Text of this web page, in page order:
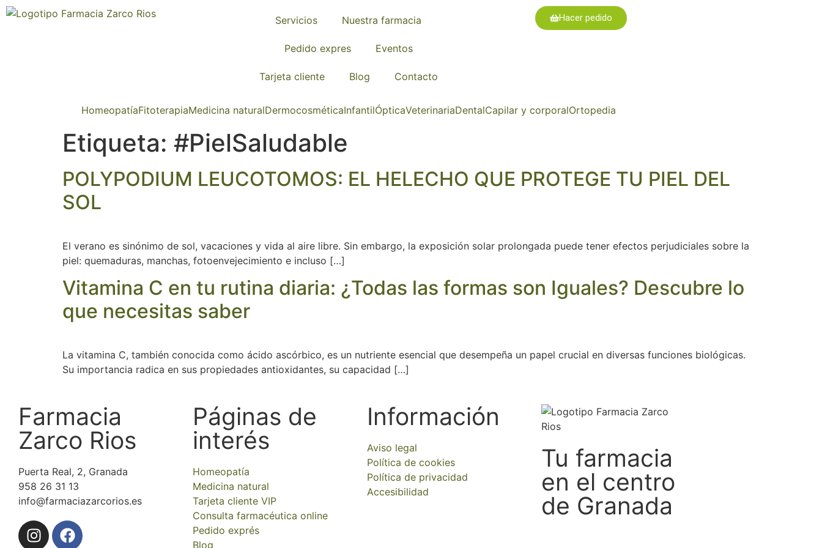
Servicios Nuestra farmacia
Pedido expres Eventos
Tarjeta cliente Blog Contacto
Hacer pedido
HomeopatíaFitoterapiaMedicina naturalDermocosméticaInfantilÓpticaVeterinariaDentalCapilar y corporalOrtopedia
Etiqueta: #PielSaludable
POLYPODIUM LEUCOTOMOS: EL HELECHO QUE PROTEGE TU PIEL DEL
SOL
El verano es sinónimo de sol, vacaciones y vida al aire libre. Sin embargo, la exposición solar prolongada puede tener efectos perjudiciales sobre la
piel: quemaduras, manchas, fotoenvejecimiento e incluso […]
Vitamina C en tu rutina diaria: ¿Todas las formas son Iguales? Descubre lo
que necesitas saber
La vitamina C, también conocida como ácido ascórbico, es un nutriente esencial que desempeña un papel crucial en diversas funciones biológicas.
Su importancia radica en sus propiedades antioxidantes, su capacidad […]
Farmacia
Zarco Rios
Puerta Real, 2, Granada
958 26 31 13
info@farmaciazarcorios.es
Páginas de
interés
Homeopatía
Medicina natural
Tarjeta cliente VIP
Consulta farmacéutica online
Pedido exprés
Blog
Información
Aviso legal
Política de cookies
Política de privacidad
Accesibilidad
Tu farmacia
en el centro
de Granada